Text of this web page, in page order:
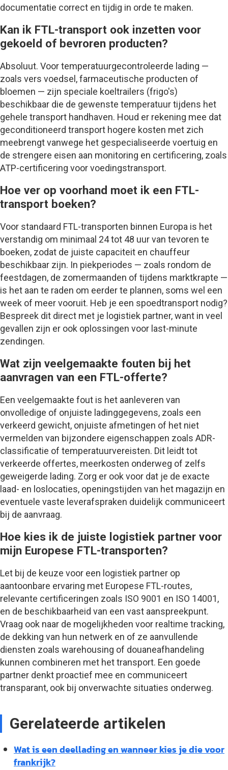
documentatie correct en tijdig in orde te maken.
Kan ik FTL-transport ook inzetten voor
gekoeld of bevroren producten?
Absoluut. Voor temperatuurgecontroleerde lading —
zoals vers voedsel, farmaceutische producten of
bloemen — zijn speciale koeltrailers (frigo's)
beschikbaar die de gewenste temperatuur tijdens het
gehele transport handhaven. Houd er rekening mee dat
geconditioneerd transport hogere kosten met zich
meebrengt vanwege het gespecialiseerde voertuig en
de strengere eisen aan monitoring en certificering, zoals
ATP-certificering voor voedingstransport.
Hoe ver op voorhand moet ik een FTL-
transport boeken?
Voor standaard FTL-transporten binnen Europa is het
verstandig om minimaal 24 tot 48 uur van tevoren te
boeken, zodat de juiste capaciteit en chauffeur
beschikbaar zijn. In piekperiodes — zoals rondom de
feestdagen, de zomermaanden of tijdens marktkrapte —
is het aan te raden om eerder te plannen, soms wel een
week of meer vooruit. Heb je een spoedtransport nodig?
Bespreek dit direct met je logistiek partner, want in veel
gevallen zijn er ook oplossingen voor last-minute
zendingen.
Wat zijn veelgemaakte fouten bij het
aanvragen van een FTL-offerte?
Een veelgemaakte fout is het aanleveren van
onvolledige of onjuiste ladinggegevens, zoals een
verkeerd gewicht, onjuiste afmetingen of het niet
vermelden van bijzondere eigenschappen zoals ADR-
classificatie of temperatuurvereisten. Dit leidt tot
verkeerde offertes, meerkosten onderweg of zelfs
geweigerde lading. Zorg er ook voor dat je de exacte
laad- en loslocaties, openingstijden van het magazijn en
eventuele vaste leverafspraken duidelijk communiceert
bij de aanvraag.
Hoe kies ik de juiste logistiek partner voor
mijn Europese FTL-transporten?
Let bij de keuze voor een logistiek partner op
aantoonbare ervaring met Europese FTL-routes,
relevante certificeringen zoals ISO 9001 en ISO 14001,
en de beschikbaarheid van een vast aanspreekpunt.
Vraag ook naar de mogelijkheden voor realtime tracking,
de dekking van hun netwerk en of ze aanvullende
diensten zoals warehousing of douaneafhandeling
kunnen combineren met het transport. Een goede
partner denkt proactief mee en communiceert
transparant, ook bij onverwachte situaties onderweg.
Gerelateerde artikelen
Wat is een deellading en wanneer kies je die voor
frankrijk?